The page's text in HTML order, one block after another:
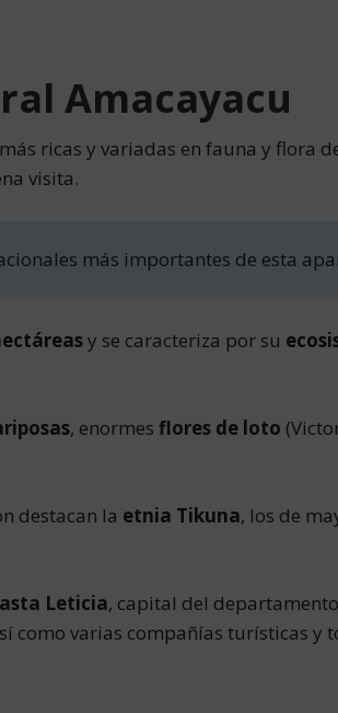
Amacayacu
ricas y variadas en fauna y flora
visita.
más importantes de esta
y se caracteriza por su
, enormes flores de loto
destacan la etnia Tikuna, los de
Leticia, capital del
como varias compañías turísticas